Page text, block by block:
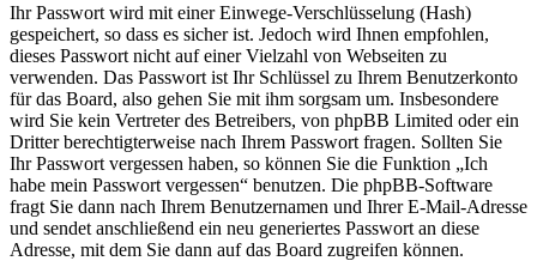
Ihr Passwort wird mit einer Einwege-Verschlüsselung (Hash)
gespeichert, so dass es sicher ist. Jedoch wird Ihnen empfohlen,
dieses Passwort nicht auf einer Vielzahl von Webseiten zu
verwenden. Das Passwort ist Ihr Schlüssel zu Ihrem Benutzerkonto
für das Board, also gehen Sie mit ihm sorgsam um. Insbesondere
wird Sie kein Vertreter des Betreibers, von phpBB Limited oder ein
Dritter berechtigterweise nach Ihrem Passwort fragen. Sollten Sie
Ihr Passwort vergessen haben, so können Sie die Funktion „Ich
habe mein Passwort vergessen“ benutzen. Die phpBB-Software
fragt Sie dann nach Ihrem Benutzernamen und Ihrer E-Mail-Adresse
und sendet anschließend ein neu generiertes Passwort an diese
Adresse, mit dem Sie dann auf das Board zugreifen können.